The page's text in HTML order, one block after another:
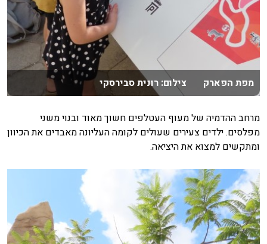
מפת הפארק צילום: רונית סבירסקי
מרחב ההדמיה של מעוף העטלפים חשוך מאוד ובנוי משני
מפלסים. ילדים צעירים שעולים לקומה העליונה מאבדים את הכיוון
ומתקשים למצוא את היציאה.